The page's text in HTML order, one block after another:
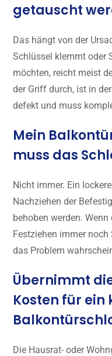
getauscht
Das hängt von der
Schlüssel klemmt oder
möchten, reicht meist
der Griff durch, ist in
defekt und muss
Mein
muss das
Nicht immer. Ein
Nachziehen der
behoben werden.
Festziehen immer
das Problem
Übernimmt
Kosten für ein
Die Hausrat- oder